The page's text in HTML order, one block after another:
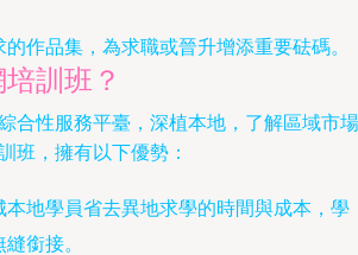
作品集，為求職或晉升增添重要砝碼。
訓班？
合性服務平臺，深植本地，了解區域市場
班，擁有以下優勢：
本地學員省去異地求學的時間與成本，學
銜接。